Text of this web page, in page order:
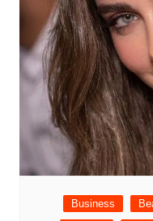
Business